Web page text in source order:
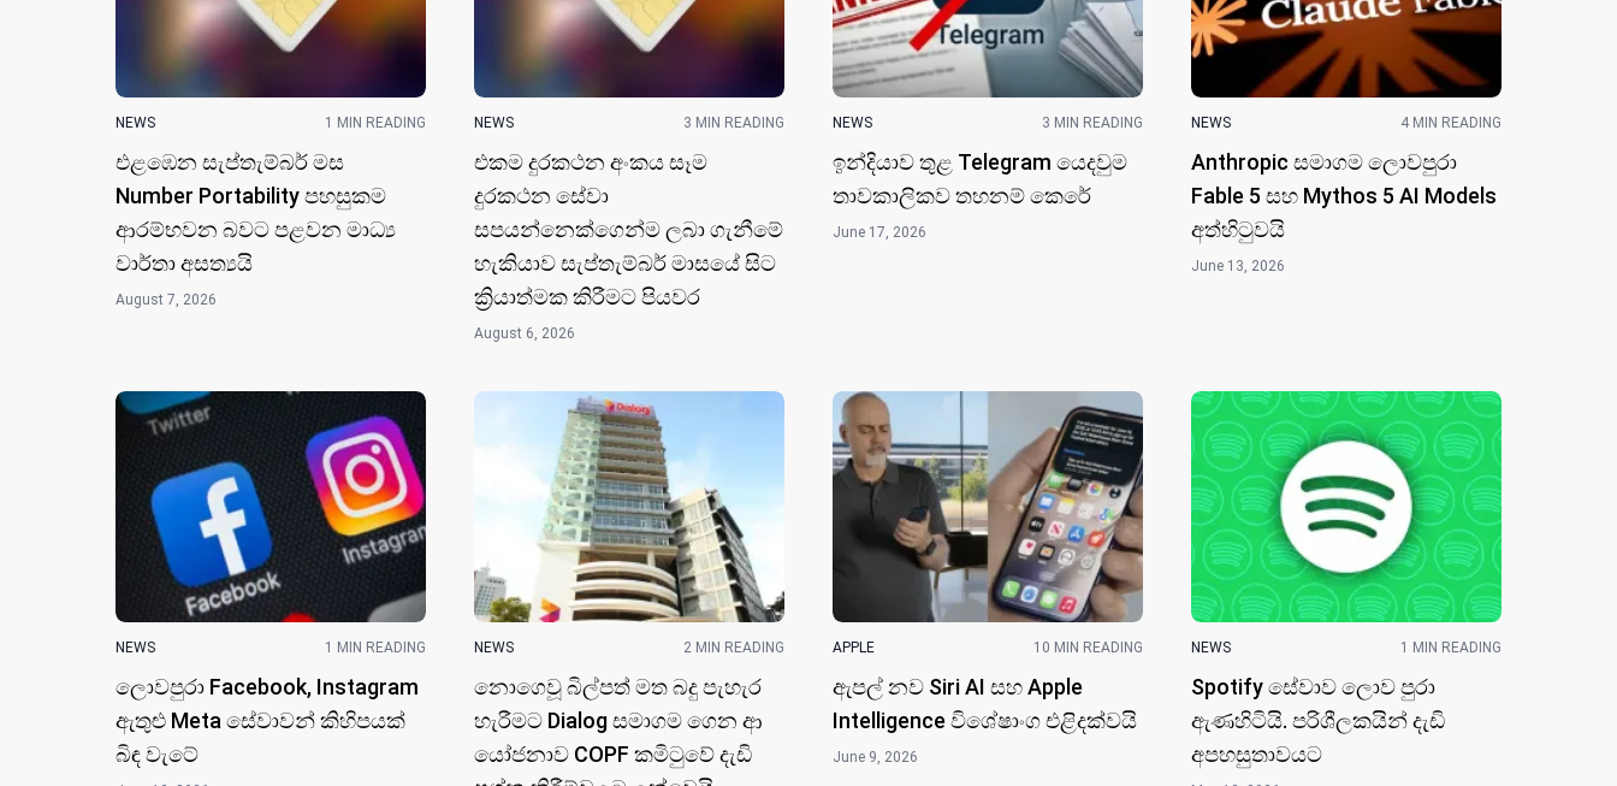
NEWS 1 MIN READING
එළඹෙන සැප්තැම්බර් මස
Number Portability පහසුකම
ආරම්භවන බවට පළවන මාධ්‍ය
වාර්තා අසත්‍යයි
August 7, 2026
NEWS 3 MIN READING
එකම දුරකථන අංකය සෑම
දුරකථන සේවා
සපයන්නෙක්ගෙන්ම ලබා ගැනීමේ
හැකියාව සැප්තැම්බර් මාසයේ සිට
ක්‍රියාත්මක කිරීමට පියවර
August 6, 2026
NEWS 3 MIN READING
ඉන්දියාව තුළ Telegram යෙදවුම
තාවකාලිකව තහනම් කෙරේ
June 17, 2026
NEWS 4 MIN READING
Anthropic සමාගම ලොවපුරා
Fable 5 සහ Mythos 5 AI Models
අත්හිටුවයි
June 13, 2026
NEWS 1 MIN READING
ලොවපුරා Facebook, Instagram
ඇතුළු Meta සේවාවන් කිහිපයක්
බිඳ වැටේ
NEWS 2 MIN READING
නොගෙවූ බිල්පත් මත බදු පැහැර
හැරීමට Dialog සමාගම ගෙන ආ
යෝජනාව COPF කමිටුවේ දැඩි
APPLE 10 MIN READING
ඇපල් නව Siri AI සහ Apple
Intelligence විශේෂාංග එළිදක්වයි
June 9, 2026
NEWS 1 MIN READING
Spotify සේවාව ලොව පුරා
ඇණහිටියි. පරිශීලකයින් දැඩි
අපහසුතාවයට